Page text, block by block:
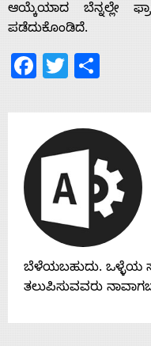
Home
About
Advertise
With
ಆಯ್ಕೆಯಾದ ಬೆನ್ನಲ್ಲೇ
ಪಡೆದುಕೊಂಡಿದೆ.
Facebook
Twitter
ಬೆಳೆಯಬಹುದು. ಒಳ್ಳೆಯ
ತಲುಪಿಸುವವರು